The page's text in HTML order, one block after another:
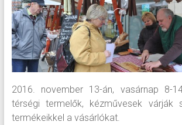
2016. november 13-án, vasárnap 8-
térségi termelők, kézművesek várják
termékeikkel a vásárlókat.